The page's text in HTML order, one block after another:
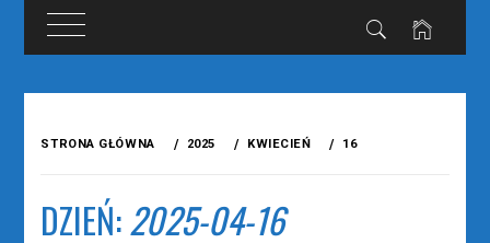
STRONA GŁÓWNA 2025 KWIECIEŃ 16
DZIEŃ:2025-04-16